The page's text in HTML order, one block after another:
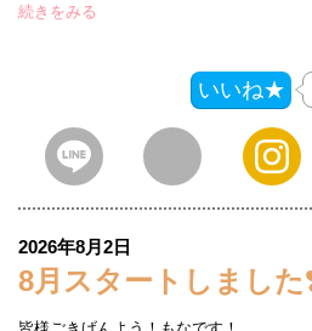
続きをみる
いいね★
2026年8月2日
8月スタートしました